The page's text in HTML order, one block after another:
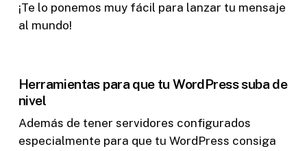
¡Te lo ponemos muy fácil para lanzar tu mensaje
al mundo!
Herramientas para que tu WordPress suba de
nivel
Además de tener servidores configurados
especialmente para que tu WordPress consiga